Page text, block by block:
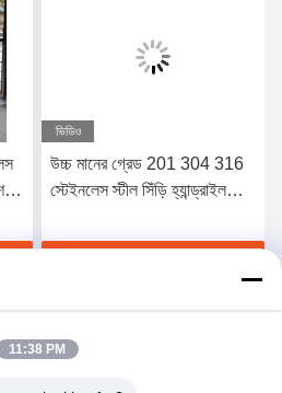
ভিডিও
উচ্চ মানের গ্রেড 201 304 316
স্টেইনলেস স্টীল সিঁড়ি হ্যান্ড্রাইল
11:38 PM